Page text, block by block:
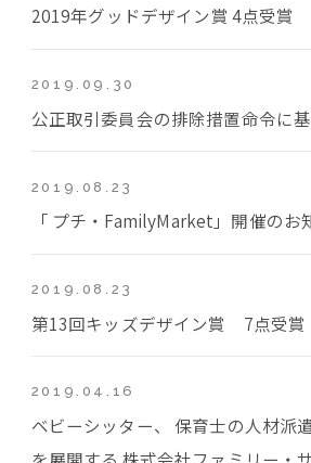
2019年グッドデザイン賞 4点受賞
2019.09.30
公正取引委員会の排除措置命令に
2019.08.23
「 プチ・FamilyMarket」開催のお
2019.08.23
第13回キッズデザイン賞 7点受賞
2019.04.16
ベビーシッター、 保育士の人材派